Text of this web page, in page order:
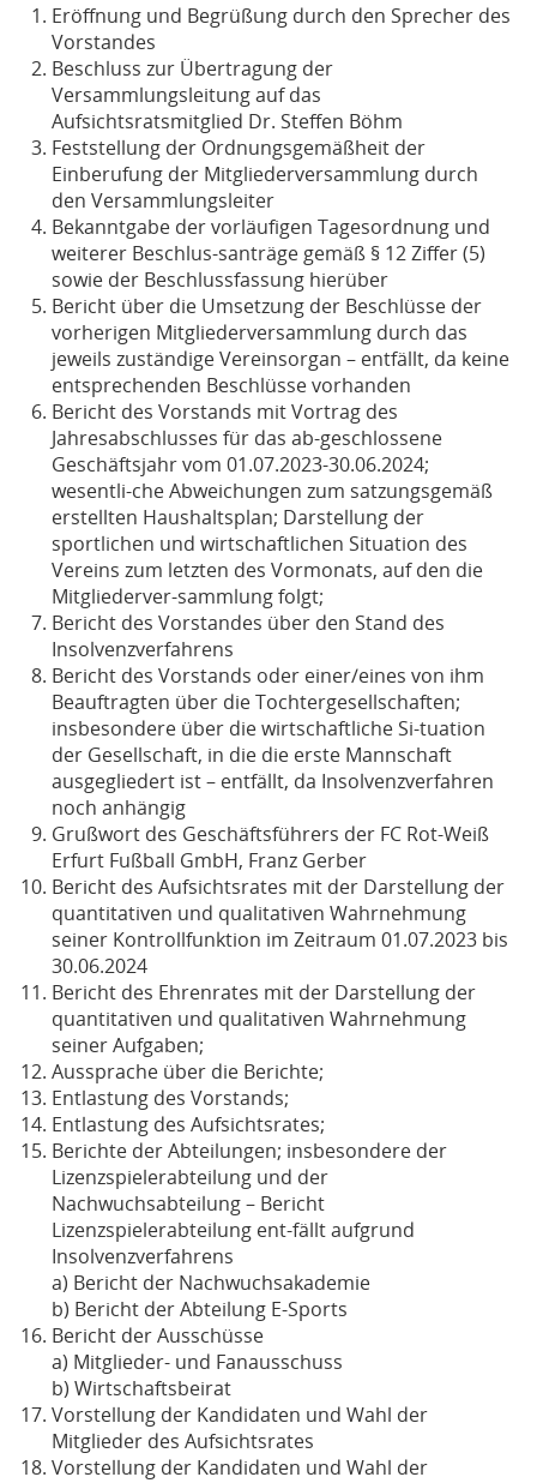
Eröffnung und Begrüßung durch den Sprecher des
Vorstandes
Beschluss zur Übertragung der
Versammlungsleitung auf das
Aufsichtsratsmitglied Dr. Steffen Böhm
Feststellung der Ordnungsgemäßheit der
Einberufung der Mitgliederversammlung durch
den Versammlungsleiter
Bekanntgabe der vorläufigen Tagesordnung und
weiterer Beschlus-santräge gemäß § 12 Ziffer (5)
sowie der Beschlussfassung hierüber
Bericht über die Umsetzung der Beschlüsse der
vorherigen Mitgliederversammlung durch das
jeweils zuständige Vereinsorgan – entfällt, da keine
entsprechenden Beschlüsse vorhanden
Bericht des Vorstands mit Vortrag des
Jahresabschlusses für das ab-geschlossene
Geschäftsjahr vom 01.07.2023-30.06.2024;
wesentli-che Abweichungen zum satzungsgemäß
erstellten Haushaltsplan; Darstellung der
sportlichen und wirtschaftlichen Situation des
Vereins zum letzten des Vormonats, auf den die
Mitgliederver-sammlung folgt;
Bericht des Vorstandes über den Stand des
Insolvenzverfahrens
Bericht des Vorstands oder einer/eines von ihm
Beauftragten über die Tochtergesellschaften;
insbesondere über die wirtschaftliche Si-tuation
der Gesellschaft, in die die erste Mannschaft
ausgegliedert ist – entfällt, da Insolvenzverfahren
noch anhängig
Grußwort des Geschäftsführers der FC Rot-Weiß
Erfurt Fußball GmbH, Franz Gerber
Bericht des Aufsichtsrates mit der Darstellung der
quantitativen und qualitativen Wahrnehmung
seiner Kontrollfunktion im Zeitraum 01.07.2023 bis
30.06.2024
Bericht des Ehrenrates mit der Darstellung der
quantitativen und qualitativen Wahrnehmung
seiner Aufgaben;
Aussprache über die Berichte;
Entlastung des Vorstands;
Entlastung des Aufsichtsrates;
Berichte der Abteilungen; insbesondere der
Lizenzspielerabteilung und der
Nachwuchsabteilung – Bericht
Lizenzspielerabteilung ent-fällt aufgrund
Insolvenzverfahrens
a) Bericht der Nachwuchsakademie
b) Bericht der Abteilung E-Sports
Bericht der Ausschüsse
a) Mitglieder- und Fanausschuss
b) Wirtschaftsbeirat
Vorstellung der Kandidaten und Wahl der
Mitglieder des Aufsichtsrates
Vorstellung der Kandidaten und Wahl der